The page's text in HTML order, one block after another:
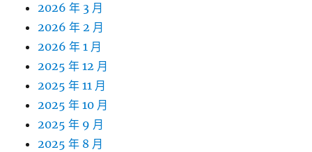
2026 年 3 月
2026 年 2 月
2026 年 1 月
2025 年 12 月
2025 年 11 月
2025 年 10 月
2025 年 9 月
2025 年 8 月